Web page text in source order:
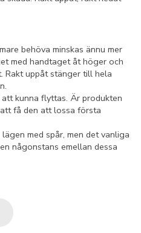
behöva minskas ännu mer
med handtaget åt höger och
Rakt uppåt stänger till hela
kunna flyttas. Är produkten
få den att lossa första
med spår, men det vanliga
någonstans emellan dessa